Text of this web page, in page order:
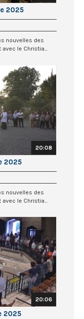
2025
nouvelles des
le Christia...
20:08
2025
nouvelles des
le Christia...
20:06
2025